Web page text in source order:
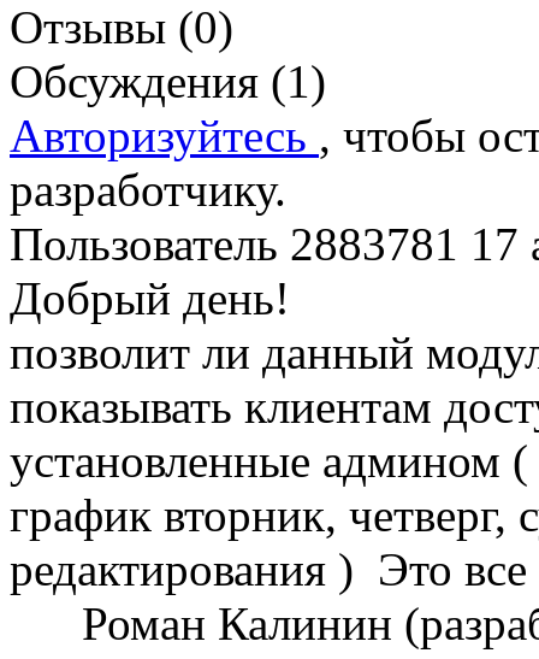
Отзывы (0)
Обсуждения (1)
Авторизуйтесь , чтобы
разработчику.
Пользователь 2883781 17
Добрый день!
позволит ли данный
показывать клиентам
установленные админом
график вторник, четверг,
редактирования ) Это
Роман Калинин